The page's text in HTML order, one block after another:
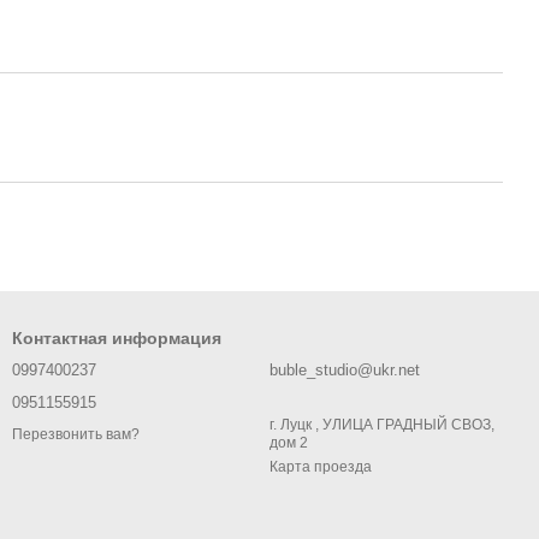
Контактная информация
0997400237
0951155915
Перезвонить вам?
buble_studio@ukr.net
г. Луцк , УЛИЦА ГРАДНЫЙ СВОЗ,
дом 2
Карта проезда